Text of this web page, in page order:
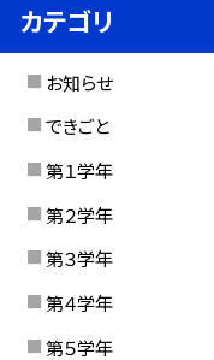
カテゴリ
お知らせ
できごと
第１学年
第２学年
第３学年
第４学年
第５学年